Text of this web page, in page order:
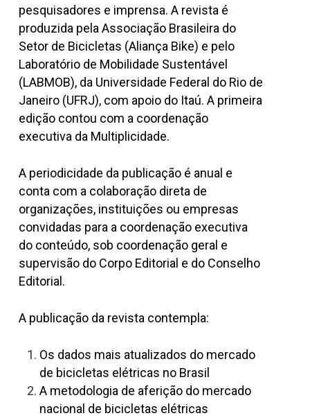
pesquisadores e imprensa. A revista é
produzida pela Associação Brasileira do
Setor de Bicicletas (Aliança Bike) e pelo
Laboratório de Mobilidade Sustentável
(LABMOB), da Universidade Federal do Rio de
Janeiro (UFRJ), com apoio do Itaú. A primeira
edição contou com a coordenação
executiva da Multiplicidade.
A periodicidade da publicação é anual e
conta com a colaboração direta de
organizações, instituições ou empresas
convidadas para a coordenação executiva
do conteúdo, sob coordenação geral e
supervisão do Corpo Editorial e do Conselho
Editorial.
A publicação da revista contempla:
Os dados mais atualizados do mercado
de bicicletas elétricas no Brasil
A metodologia de aferição do mercado
nacional de bicicletas elétricas